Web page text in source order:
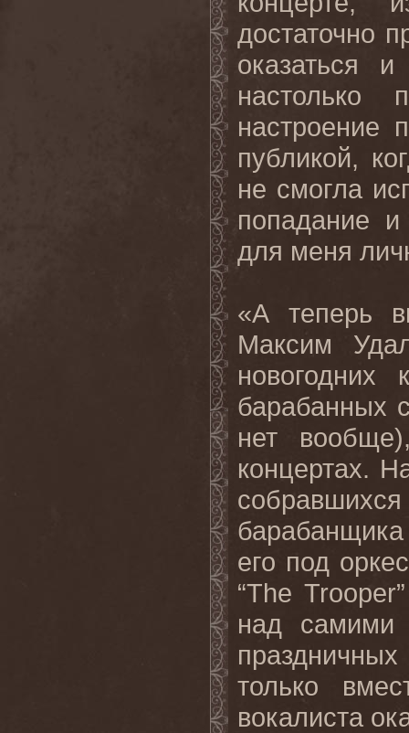
достаточно
оказаться
настолько
настроение
публикой,
не смогла
попадание
для меня
«А теперь
Максим
новогодних
барабанных
нет
концертах.
его под
“The
над самими
только
вокалиста